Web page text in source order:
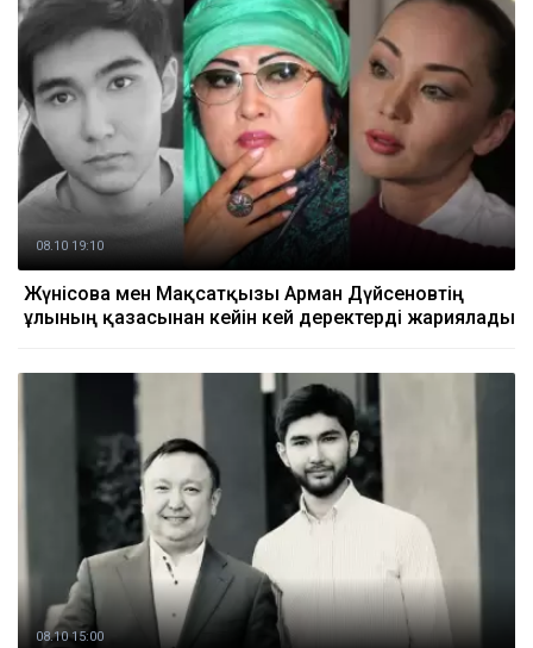
08.10 19:10
Жүнісова мен Мақсатқызы Арман Дүйсеновтің
ұлының қазасынан кейін кей деректерді жариялады
08.10 15:00